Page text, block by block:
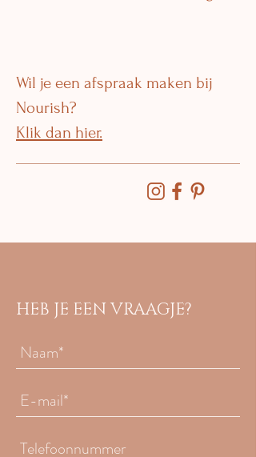
HEB JE EEN VRAAGJE?
Wil je een afspraak maken bij
Nourish?
Klik dan hier.